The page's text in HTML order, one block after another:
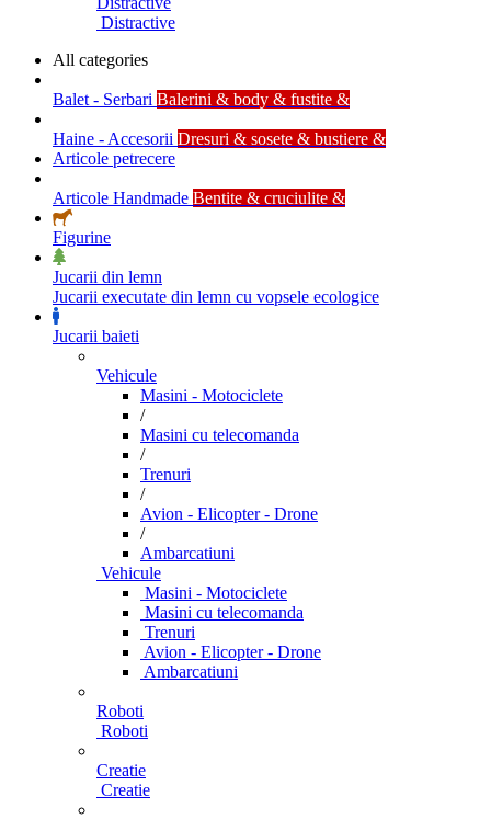
Distractive
All categories
Balet - Serbari Balerini & body & fustite &
Haine - Accesorii Dresuri & sosete & bustiere &
Articole petrecere
Articole Handmade Bentite & cruciulite &
Figurine
Jucarii din lemn
Jucarii executate din lemn cu vopsele ecologice
Jucarii baieti
Vehicule
Masini - Motociclete
/
Masini cu telecomanda
/
Trenuri
/
Avion - Elicopter - Drone
/
Ambarcatiuni
Vehicule
Masini - Motociclete
Masini cu telecomanda
Trenuri
Avion - Elicopter - Drone
Ambarcatiuni
Roboti
Roboti
Creatie
Creatie